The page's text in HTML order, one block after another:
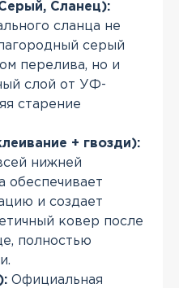
Сланец):
сланца не
серый
перелива, но и
слой от УФ-
старение
+ гвозди):
нижней
обеспечивает
и создает
ковер после
полностью
Официальная